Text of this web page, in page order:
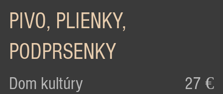
PIVO, PLIENKY,
PODPRSENKY
Dom kultúry 27 €